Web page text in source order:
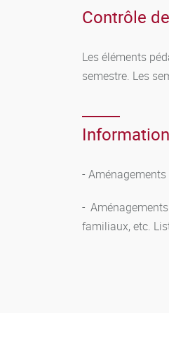
Contrôle
Les éléments
semestre. Les
-
-
familiaux, etc.